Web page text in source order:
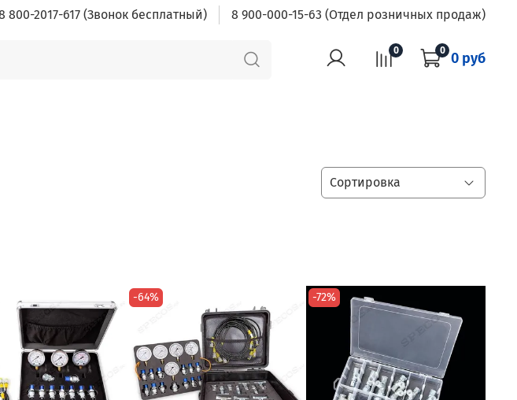
800-2017-617 (Звонок бесплатный) 8 900-000-15-63 (Отдел розничных продаж)
0 0 0 руб
-64% -72%